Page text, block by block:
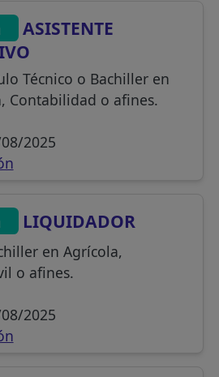
ASISTENTE
Técnico o Bachiller en
Contabilidad o afines.
2025
LIQUIDADOR
en Agrícola,
o afines.
2025